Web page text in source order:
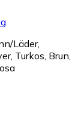
Läder,
Turkos, Brun,